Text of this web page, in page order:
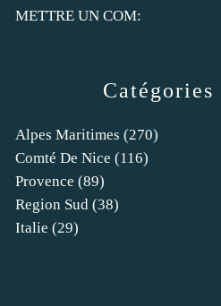
Catégories
Alpes Maritimes (270)
Comté De Nice (116)
Provence (89)
Region Sud (38)
Italie (29)
METTRE UN COM: